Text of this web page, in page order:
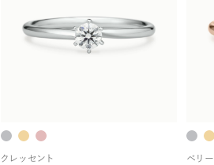
クレッセント ベリー